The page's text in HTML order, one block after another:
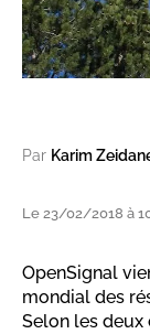
Par Karim
Le 23/02/2018 à
OpenSignal
mondial des
Selon les deux